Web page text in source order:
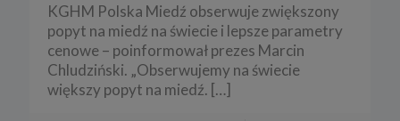
KGHM Polska Miedź obserwuje zwiększony
popyt na miedź na świecie i lepsze parametry
cenowe – poinformował prezes Marcin
Chludziński. „Obserwujemy na świecie
większy popyt na miedź. […]